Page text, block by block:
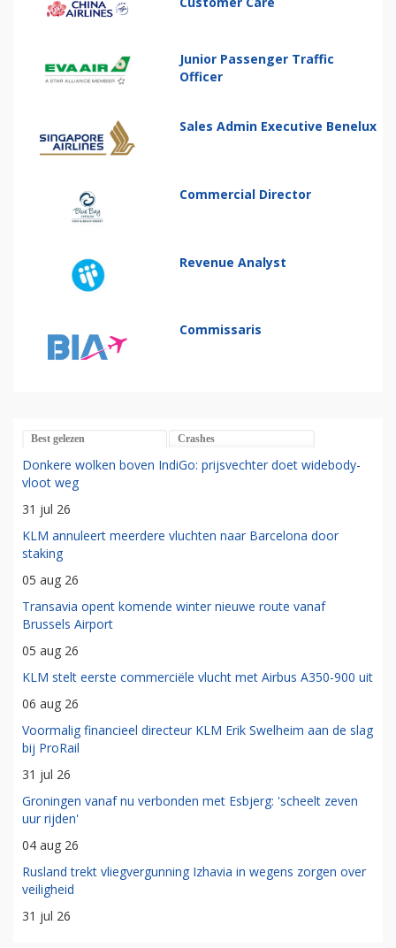
Junior Passenger Traffic
Officer
Sales Admin Executive Benelux
Commercial Director
Revenue Analyst
Commissaris
Best gelezen Crashes
Donkere wolken boven IndiGo: prijsvechter doet widebody-
vloot weg
31 jul 26
KLM annuleert meerdere vluchten naar Barcelona door
staking
05 aug 26
Transavia opent komende winter nieuwe route vanaf
Brussels Airport
05 aug 26
KLM stelt eerste commerciële vlucht met Airbus A350-900 uit
06 aug 26
Voormalig financieel directeur KLM Erik Swelheim aan de slag
bij ProRail
31 jul 26
Groningen vanaf nu verbonden met Esbjerg: 'scheelt zeven
uur rijden'
04 aug 26
Rusland trekt vliegvergunning Izhavia in wegens zorgen over
veiligheid
31 jul 26